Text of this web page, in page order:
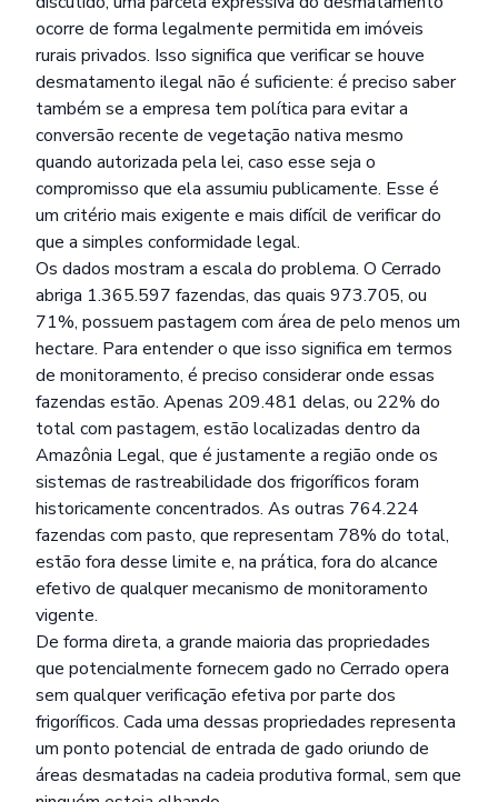
ocorre de forma legalmente permitida em imóveis
rurais privados. Isso significa que verificar se houve
desmatamento ilegal não é suficiente: é preciso saber
também se a empresa tem política para evitar a
conversão recente de vegetação nativa mesmo
quando autorizada pela lei, caso esse seja o
compromisso que ela assumiu publicamente. Esse é
um critério mais exigente e mais difícil de verificar do
que a simples conformidade legal.
Os dados mostram a escala do problema. O Cerrado
abriga 1.365.597 fazendas, das quais 973.705, ou
71%, possuem pastagem com área de pelo menos um
hectare. Para entender o que isso significa em termos
de monitoramento, é preciso considerar onde essas
fazendas estão. Apenas 209.481 delas, ou 22% do
total com pastagem, estão localizadas dentro da
Amazônia Legal, que é justamente a região onde os
sistemas de rastreabilidade dos frigoríficos foram
historicamente concentrados. As outras 764.224
fazendas com pasto, que representam 78% do total,
estão fora desse limite e, na prática, fora do alcance
efetivo de qualquer mecanismo de monitoramento
vigente.
De forma direta, a grande maioria das propriedades
que potencialmente fornecem gado no Cerrado opera
sem qualquer verificação efetiva por parte dos
frigoríficos. Cada uma dessas propriedades representa
um ponto potencial de entrada de gado oriundo de
áreas desmatadas na cadeia produtiva formal, sem que